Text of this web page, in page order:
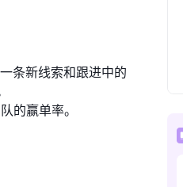
条新线索和跟进中的
的赢单率。